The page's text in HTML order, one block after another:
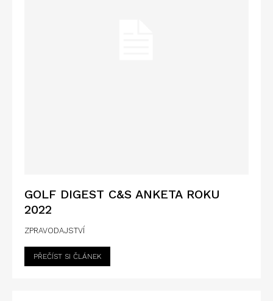
GOLF DIGEST C&S ANKETA ROKU
2022
ZPRAVODAJSTVÍ
PŘEČÍST SI ČLÁNEK